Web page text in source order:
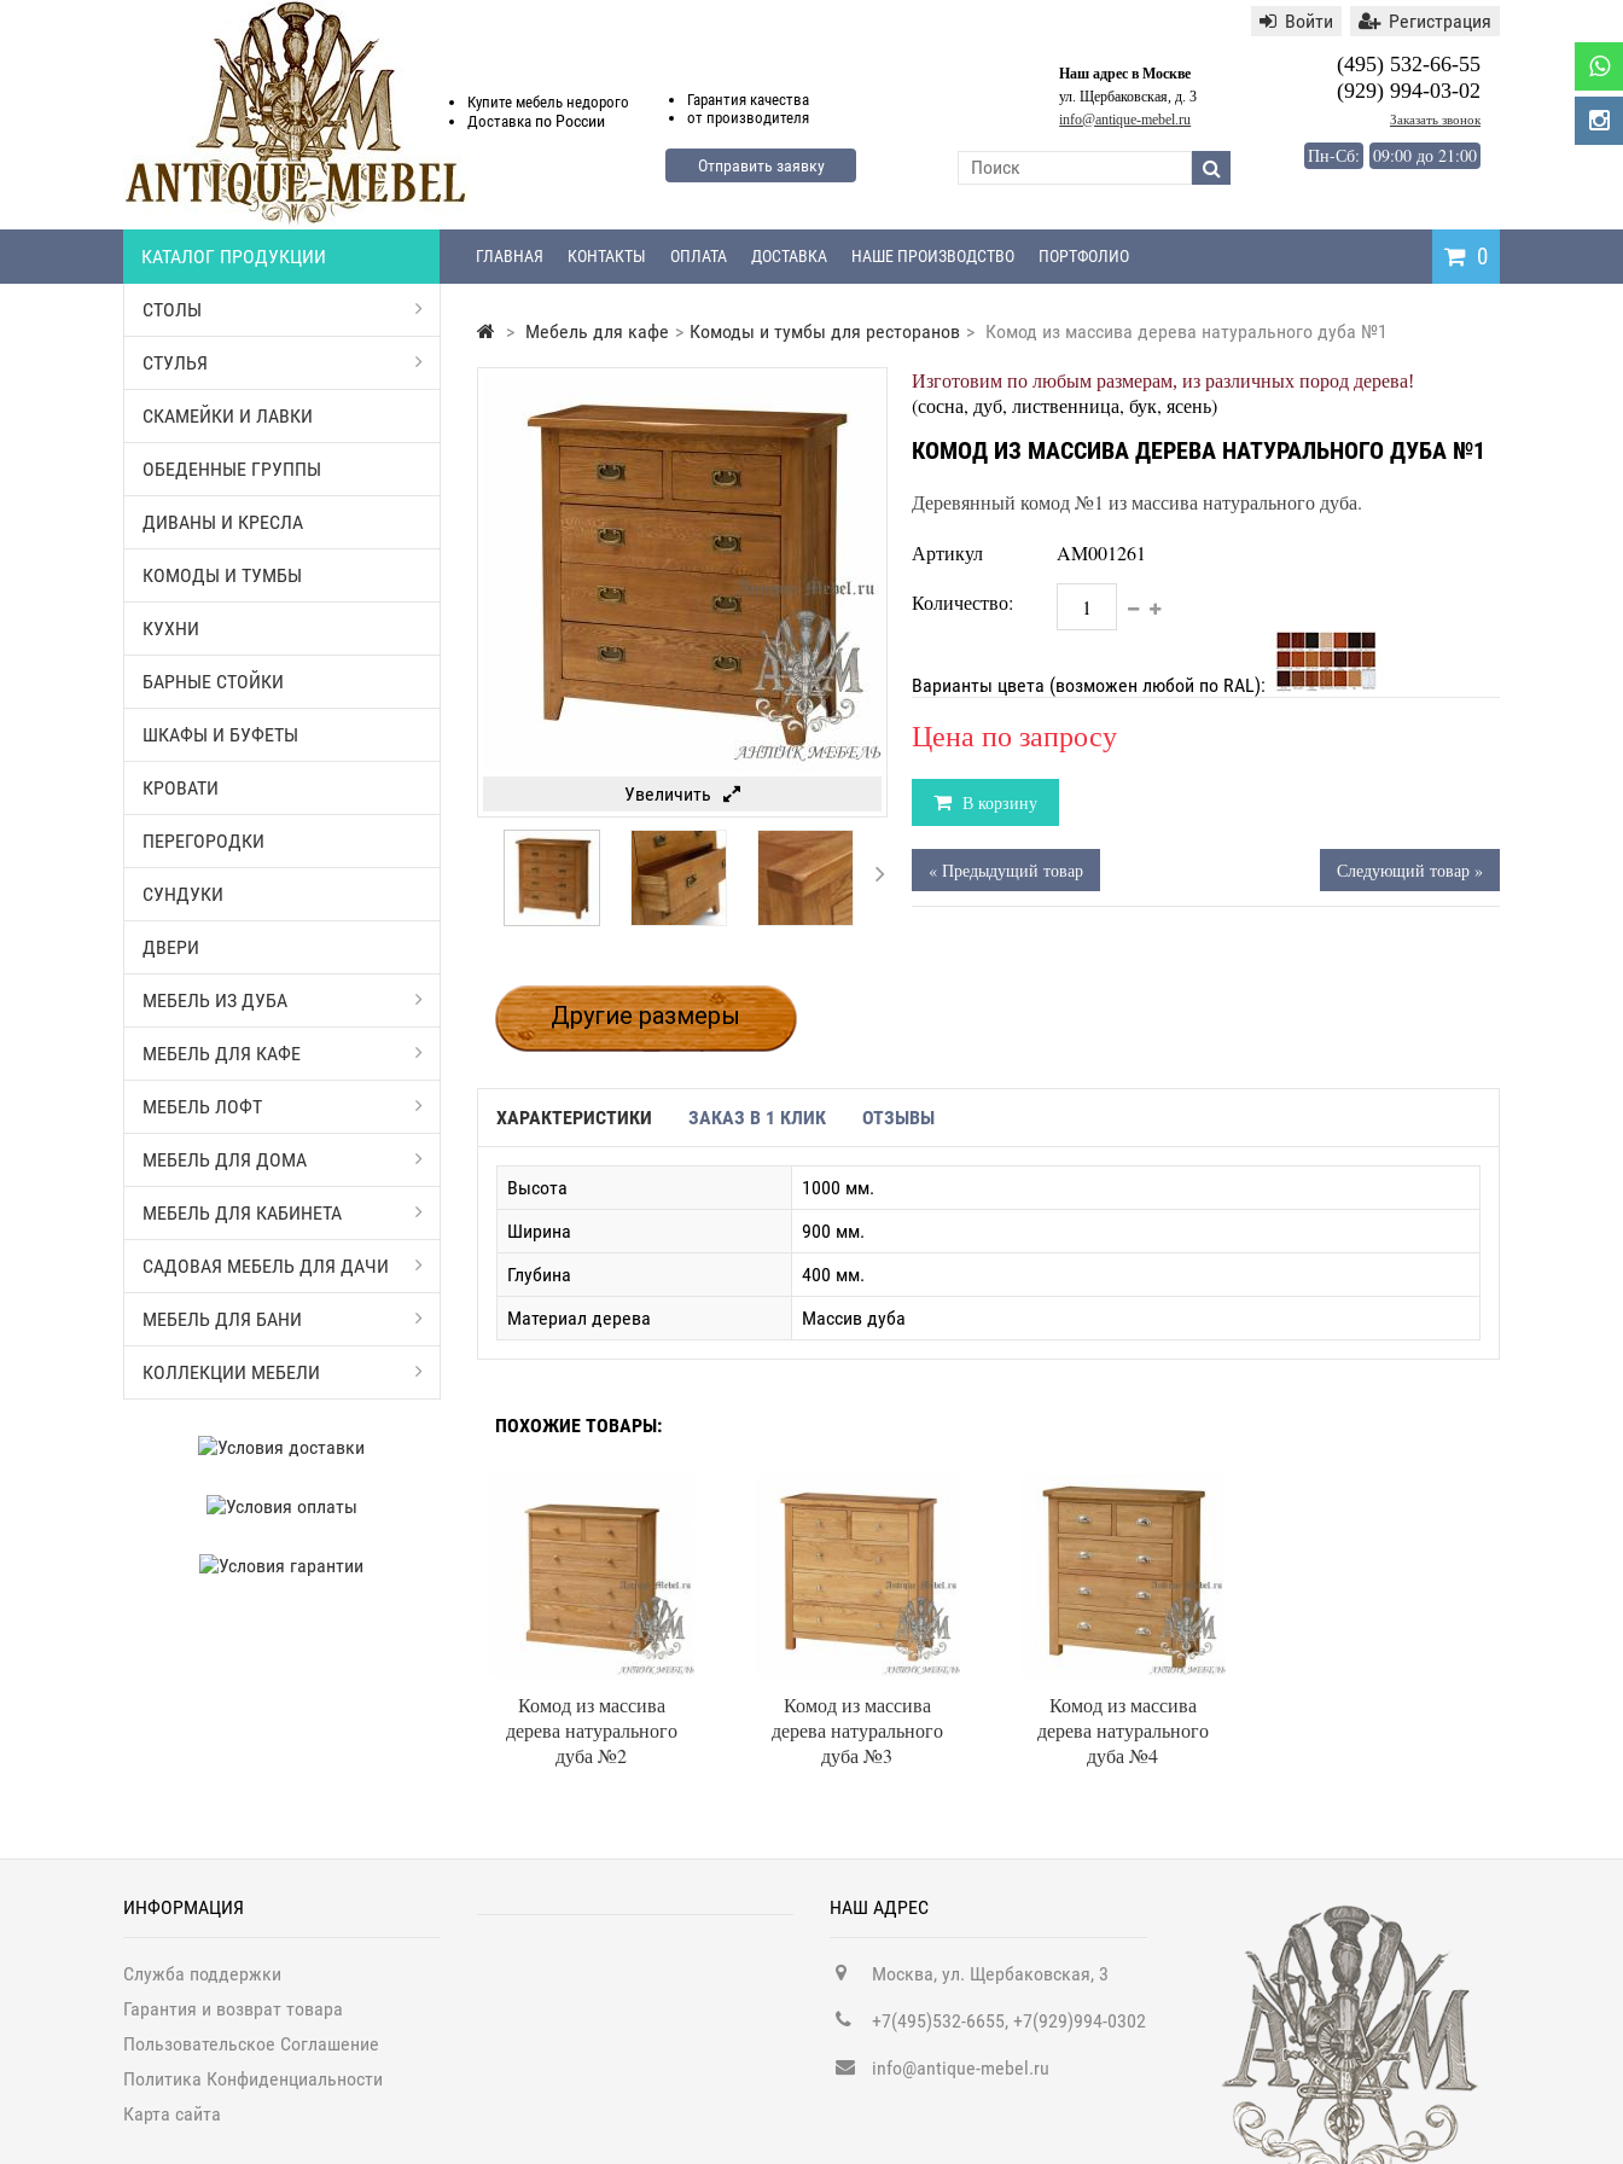
Купите мебель недорого
Доставка по России
Гарантия качества
от производителя
Отправить заявку
Наш адрес в Москве
ул. Щербаковская, д. 3
info@antique-mebel.ru
(495) 532-66-55
(929) 994-03-02
Заказать звонок
Пн-Сб: 09:00 до 21:00
Войти Регистрация
КАТАЛОГ ПРОДУКЦИИ 0
ГЛАВНАЯ КОНТАКТЫ ОПЛАТА ДОСТАВКА НАШЕ ПРОИЗВОДСТВО ПОРТФОЛИО
СТОЛЫ
СТУЛЬЯ
СКАМЕЙКИ И ЛАВКИ
ОБЕДЕННЫЕ ГРУППЫ
ДИВАНЫ И КРЕСЛА
КОМОДЫ И ТУМБЫ
КУХНИ
БАРНЫЕ СТОЙКИ
ШКАФЫ И БУФЕТЫ
КРОВАТИ
ПЕРЕГОРОДКИ
СУНДУКИ
ДВЕРИ
МЕБЕЛЬ ИЗ ДУБА
МЕБЕЛЬ ДЛЯ КАФЕ
МЕБЕЛЬ ЛОФТ
МЕБЕЛЬ ДЛЯ ДОМА
МЕБЕЛЬ ДЛЯ КАБИНЕТА
САДОВАЯ МЕБЕЛЬ ДЛЯ ДАЧИ
МЕБЕЛЬ ДЛЯ БАНИ
КОЛЛЕКЦИИ МЕБЕЛИ
> Мебель для кафе > Комоды и тумбы для ресторанов > Комод из массива дерева натурального дуба №1
Увеличить
Другие размеры
Изготовим по любым размерам, из различных пород дерева!
(сосна, дуб, лиственница, бук, ясень)
КОМОД ИЗ МАССИВА ДЕРЕВА НАТУРАЛЬНОГО ДУБА №1
Деревянный комод №1 из массива натурального дуба.
Артикул
AM001261
Количество:
Варианты цвета (возможен любой по RAL):
Цена по запросу
В корзину
« Предыдущий товар Следующий товар »
ХАРАКТЕРИСТИКИ ЗАКАЗ В 1 КЛИК ОТЗЫВЫ
Высота
1000 мм.
Ширина
900 мм.
Глубина
400 мм.
Материал дерева
Массив дуба
ПОХОЖИЕ ТОВАРЫ:
Комод из массива
дерева натурального
дуба №2
Комод из массива
дерева натурального
дуба №3
Комод из массива
дерева натурального
дуба №4
ИНФОРМАЦИЯ
Служба поддержки
Гарантия и возврат товара
Пользовательское Соглашение
Политика Конфиденциальности
Карта сайта
НАШ АДРЕС
Москва, ул. Щербаковская, 3
+7(495)532-6655, +7(929)994-0302
info@antique-mebel.ru